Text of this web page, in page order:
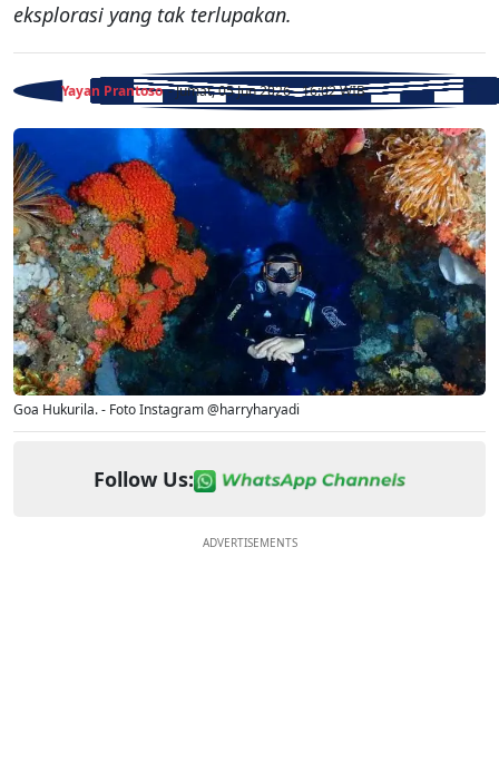
eksplorasi yang tak terlupakan.
Yayan Prantoso - Jumat, 05 Jun 2026 - 16:02 WIB
Goa Hukurila. - Foto Instagram @harryharyadi
Follow Us:
ADVERTISEMENTS